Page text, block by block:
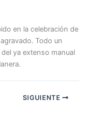
en la celebración de
Todo un
ya extenso manual
SIGUIENTE